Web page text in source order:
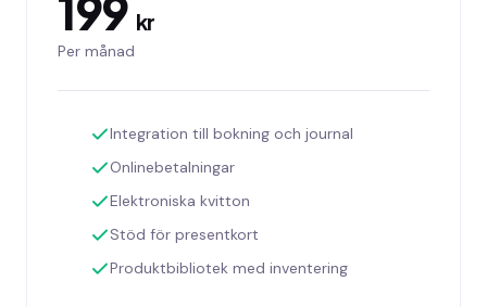
kr
Per månad
Integration till bokning och journal
Onlinebetalningar
Elektroniska kvitton
Stöd för presentkort
Produktbibliotek med inventering